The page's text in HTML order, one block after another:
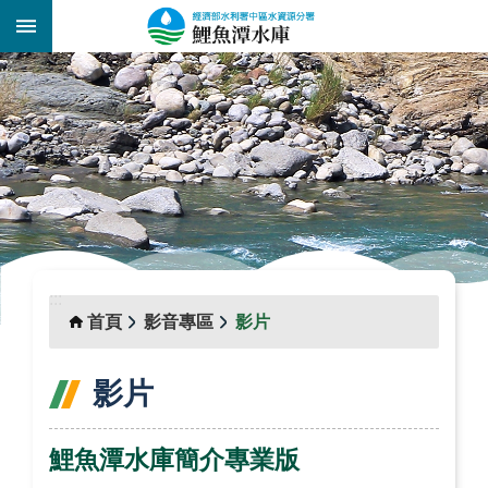
跳到主要內容區塊
::: _
:::
首頁
影音專區 影片
影片
鯉魚潭水庫簡介專業版